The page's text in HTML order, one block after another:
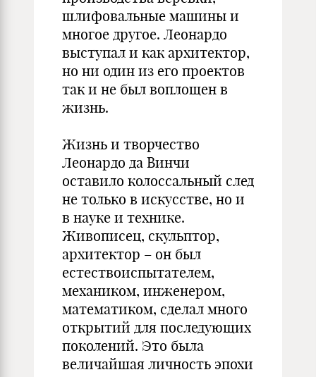
шлифовальные машины и
многое другое. Леонардо
выступал и как архитектор,
но ни один из его проектов
так и не был воплощен в
жизнь.
Жизнь и творчество
Леонардо да Винчи
оставило колоссальный след
не только в искусстве, но и
в науке и технике.
Живописец, скульптор,
архитектор – он был
естествоиспытателем,
механиком, инженером,
математиком, сделал много
открытий для последующих
поколений. Это была
величайшая личность эпохи